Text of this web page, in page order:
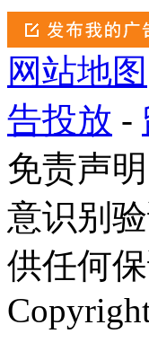
网站地图
告投放 -
免责声
意识别
供任何